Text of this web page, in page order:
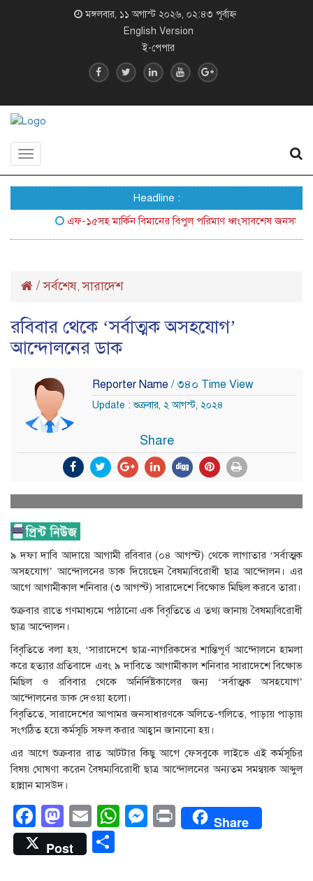
মঙ্গলবার, ১১ অগাস্ট ২০২৬, ০২:৪৩ পূর্বাহ্ন
English Version
ই-পেপার
Toggle
Headline :
এফ-১৫সহ মার্কিন বিমানের বিপুল পরিমাণ ধ্বংসাবশেষ জনসম্মুখে আনল
/সর্বশেষ,সারাদেশ
রবিবার থেকে ‘সর্বাত্মক অসহযোগ’
আন্দোলনের ডাক
Reporter Name / ৩৪০ Time View
Update : শুক্রবার, ২ আগস্ট, ২০২৪
Share
৯ দফা দাবি আদায়ে আগামী রবিবার (০৪ আগস্ট) থেকে লাগাতার ‘সর্বাত্মক
অসহযোগ’ আন্দোলনের ডাক দিয়েছেন বৈষম্যবিরোধী ছাত্র আন্দোলন। এর
আগে আগামীকাল শনিবার (৩ আগস্ট) সারাদেশে বিক্ষোভ মিছিল করবে তারা।
শুক্রবার রাতে গণমাধ্যমে পাঠানো এক বিবৃতিতে এ তথ্য জানায় বৈষম্যবিরোধী
ছাত্র আন্দোলন।
বিবৃতিতে বলা হয়, ‘সারাদেশে ছাত্র-নাগরিকদের শান্তিপূর্ণ আন্দোলনে হামলা
করে হত্যার প্রতিবাদে এবং ৯ দাবিতে আগামীকাল শনিবার সারাদেশে বিক্ষোভ
মিছিল ও রবিবার থেকে অনির্দিষ্টকালের জন্য ‘সর্বাত্মক অসহযোগ’
আন্দোলনের ডাক দেওয়া হলো।
বিবৃতিতে, সারাদেশের আপামর জনসাধারণকে অলিতে-গলিতে, পাড়ায় পাড়ায়
সংগঠিত হয়ে কর্মসূচি সফল করার আহ্বান জানানো হয়।
এর আগে শুক্রবার রাত আটটার কিছু আগে ফেসবুকে লাইভে এই কর্মসূচির
বিষয় ঘোষণা করেন বৈষম্যবিরোধী ছাত্র আন্দোলনের অন্যতম সমন্বয়ক আব্দুল
হান্নান মাসউদ।
Facebook
Mastodon
EmailWhatsApp
Messenger
PrintShare
Post